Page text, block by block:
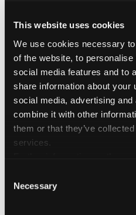
This website uses cookies
We use cookies necessary
of the website, to
social media features and to
share information about your
social media, advertising
combine it with other
them or that they’ve
services.
Selection
Necessary
agréable.
Lacouverture en papier
caoutchoutée distinctive,
avec le reste de la
élégance et fonctionnalité.
est conçu pour celles et
parfait équilibre entrestyle
Disponible en5 couleurs.